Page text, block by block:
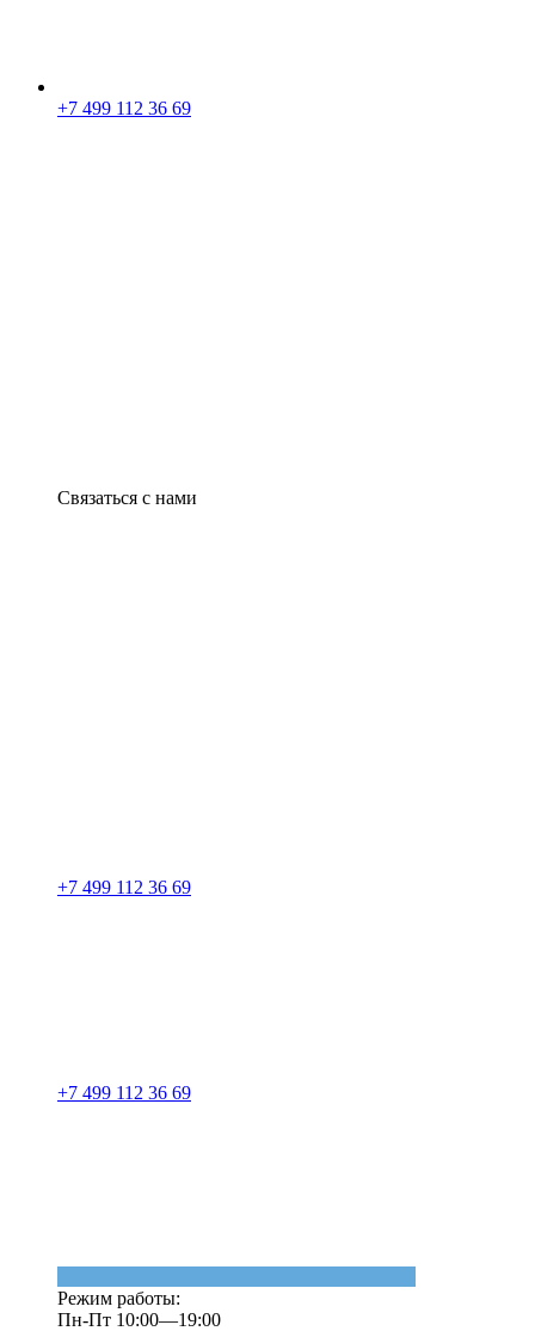
+7 499 112 36 69
Связаться с нами
+7 499 112 36 69
+7 499 112 36 69
Режим работы:
Пн-Пт 10:00—19:00